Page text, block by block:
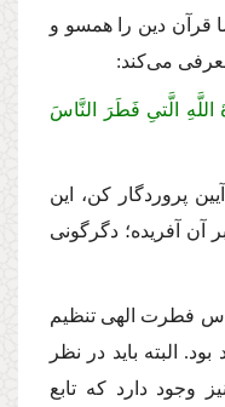
قرآن دین را همسو و
مى‌كند:
الَّتىِ فَطَرَ النَّاسَ
پروردگار كن، این
آن آفریده؛ دگرگونى
فطرت الهى تنظیم
البته باید در نظر
وجود دارد كه تابع